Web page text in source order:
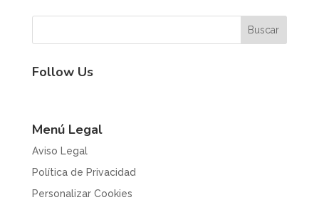
Follow Us
Menú Legal
Aviso Legal
Política de Privacidad
Personalizar Cookies